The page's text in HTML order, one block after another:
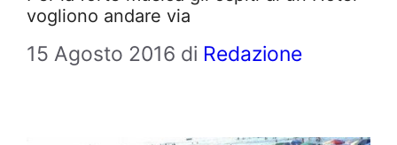
vogliono andare via
15 Agosto 2016 di Redazione